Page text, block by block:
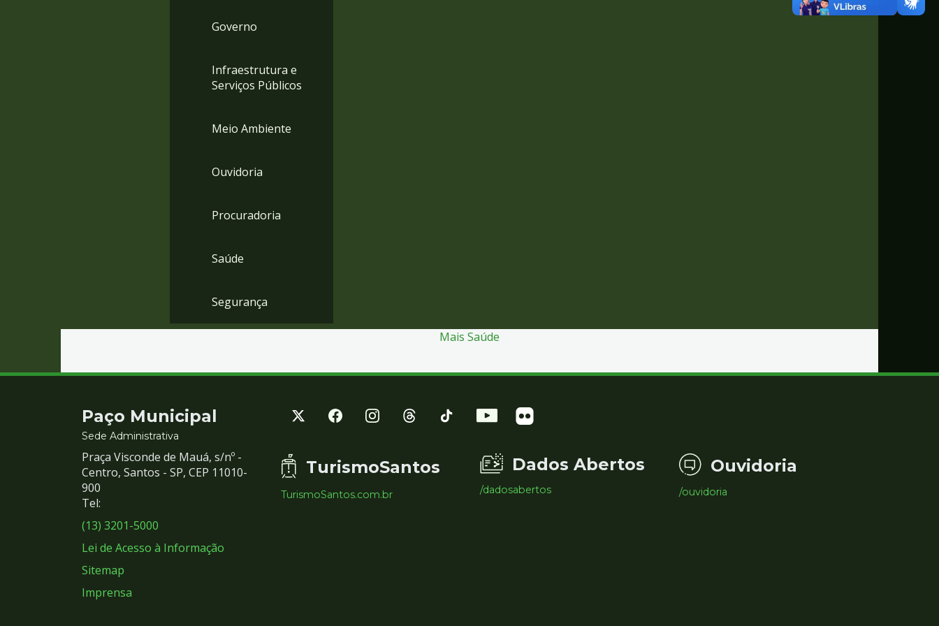
Governo
Infraestrutura e
Serviços Públicos
Meio Ambiente
Ouvidoria
Procuradoria
Saúde
Segurança
Mais Saúde
Contato
e
Redes
Sociais
Paço Municipal
Sede Administrativa
Praça Visconde de Mauá, s/nº -
Centro, Santos - SP, CEP 11010-
900
Tel:
(13) 3201-5000
Lei de Acesso à Informação
Sitemap
Imprensa
TurismoSantos
TurismoSantos.com.br
Dados Abertos
/dadosabertos
Ouvidoria
/ouvidoria